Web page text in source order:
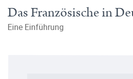
Das Französische in
Eine Einführung